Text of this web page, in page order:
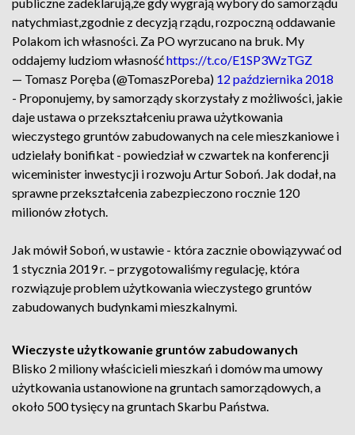
natychmiast,zgodnie z decyzją rządu, rozpoczną oddawanie
Polakom ich własności. Za PO wyrzucano na bruk. My
oddajemy ludziom własnośćhttps://t.co/E1SP3WzTGZ
— Tomasz Poręba (@TomaszPoreba) 12 października 2018
- Proponujemy, by samorządy skorzystały z możliwości, jakie
daje ustawa o przekształceniu prawa użytkowania
wieczystego gruntów zabudowanych na cele mieszkaniowe i
udzielały bonifikat - powiedział w czwartek na konferencji
wiceminister inwestycji i rozwoju Artur Soboń. Jak dodał, na
sprawne przekształcenia zabezpieczono rocznie 120
milionów złotych.
Jak mówił Soboń, w ustawie - która zacznie obowiązywać od
1 stycznia 2019 r. – przygotowaliśmy regulację, która
rozwiązuje problem użytkowania wieczystego gruntów
zabudowanych budynkami mieszkalnymi.
Wieczyste użytkowanie gruntów zabudowanych
Blisko 2 miliony właścicieli mieszkań i domów ma umowy
użytkowania ustanowione na gruntach samorządowych, a
około 500 tysięcy na gruntach Skarbu Państwa.